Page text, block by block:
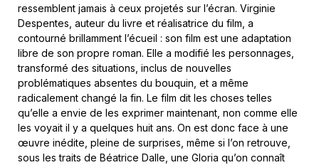
ressemblent jamais à ceux projetés sur l’écran. Virginie
Despentes, auteur du livre et réalisatrice du film, a
contourné brillamment l’écueil : son film est une adaptation
libre de son propre roman. Elle a modifié les personnages,
transformé des situations, inclus de nouvelles
problématiques absentes du bouquin, et a même
radicalement changé la fin. Le film dit les choses telles
qu’elle a envie de les exprimer maintenant, non comme elle
les voyait il y a quelques huit ans. On est donc face à une
œuvre inédite, pleine de surprises, même si l’on retrouve,
sous les traits de Béatrice Dalle, une Gloria qu’on connaît